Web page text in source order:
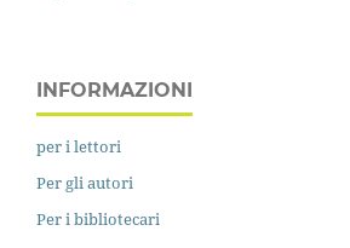
INFORMAZIONI
per i lettori
Per gli autori
Per i bibliotecari